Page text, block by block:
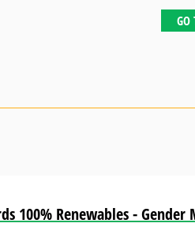
GO
100% Renewables - Gender